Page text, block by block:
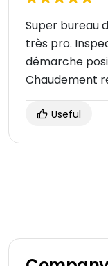
Super bureau
très pro.
démarche
Chaudement
Useful